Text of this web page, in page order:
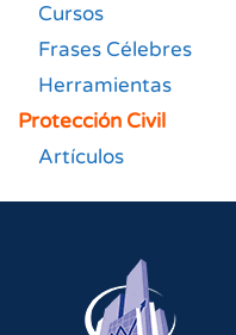
Cursos
Frases Célebres
Herramientas
Protección Civil
Artículos